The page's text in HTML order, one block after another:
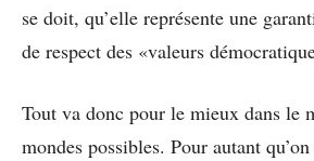
se doit, qu’elle représente une
de respect des «valeurs
Tout va donc pour le mieux dans le
mondes possibles. Pour autant